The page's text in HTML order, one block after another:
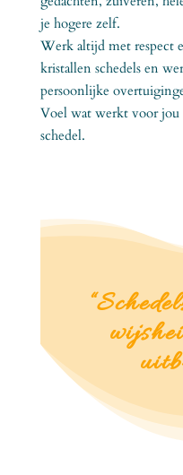
je hogere zelf.
Werk altijd met respect
kristallen schedels en
persoonlijke
Voel wat werkt voor
schedel.